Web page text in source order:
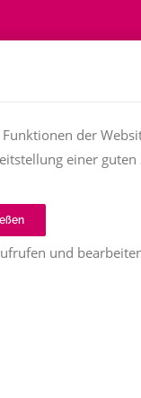
zu
Mai 2025) in der
der
einer guten
und